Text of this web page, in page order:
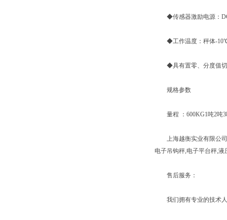
◆传感器激励电源：
◆工作温度：秤体-
◆具有置零、分度值切
规格参数
量程 ：600KG1吨2吨3
上海越衡实业有限公司
电子吊钩秤,电子平台秤,
售后服务：
我们拥有专业的技术人